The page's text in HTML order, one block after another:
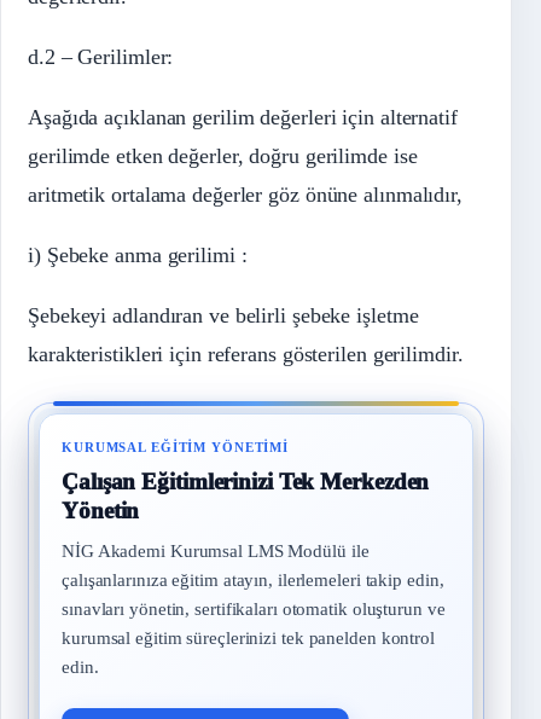
d.2 – Gerilimler:
Aşağıda açıklanan gerilim değerleri için alternatif
gerilimde etken değerler, doğru gerilimde ise
aritmetik ortalama değerler göz önüne alınmalıdır,
i) Şebeke anma gerilimi :
Şebekeyi adlandıran ve belirli şebeke işletme
karakteristikleri için referans gösterilen gerilimdir.
KURUMSAL EĞITIM YÖNETIMI
Çalışan Eğitimlerinizi Tek Merkezden
Yönetin
NİG Akademi Kurumsal LMS Modülü ile
çalışanlarınıza eğitim atayın, ilerlemeleri takip edin,
sınavları yönetin, sertifikaları otomatik oluşturun ve
kurumsal eğitim süreçlerinizi tek panelden kontrol
edin.